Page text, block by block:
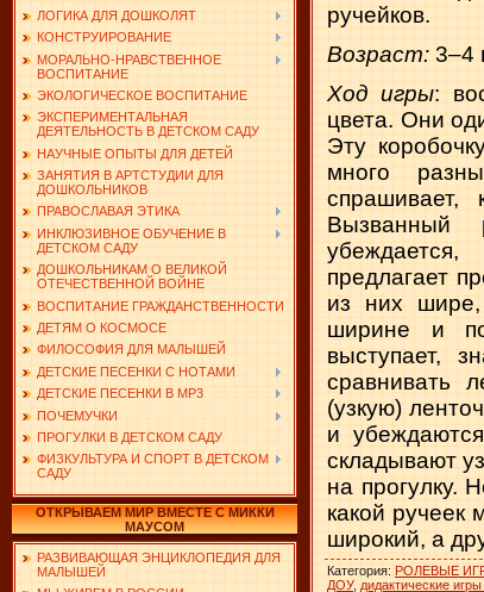
ЛОГИКА ДЛЯ ДОШКОЛЯТ
КОНСТРУИРОВАНИЕ
МОРАЛЬНО-НРАВСТВЕННОЕ
ВОСПИТАНИЕ
ЭКОЛОГИЧЕСКОЕ ВОСПИТАНИЕ
ЭКСПЕРИМЕНТАЛЬНАЯ
ДЕЯТЕЛЬНОСТЬ В ДЕТСКОМ САДУ
НАУЧНЫЕ ОПЫТЫ ДЛЯ ДЕТЕЙ
ЗАНЯТИЯ В АРТСТУДИИ ДЛЯ
ДОШКОЛЬНИКОВ
ПРАВОСЛАВАЯ ЭТИКА
ИНКЛЮЗИВНОЕ ОБУЧЕНИЕ В
ДЕТСКОМ САДУ
ДОШКОЛЬНИКАМ О ВЕЛИКОЙ
ОТЕЧЕСТВЕННОЙ ВОЙНЕ
ВОСПИТАНИЕ ГРАЖДАНСТВЕННОСТИ
ДЕТЯМ О КОСМОСЕ
ФИЛОСОФИЯ ДЛЯ МАЛЫШЕЙ
ДЕТСКИЕ ПЕСЕНКИ С НОТАМИ
ДЕТСКИЕ ПЕСЕНКИ В MP3
ПОЧЕМУЧКИ
ПРОГУЛКИ В ДЕТСКОМ САДУ
ФИЗКУЛЬТУРА И СПОРТ В ДЕТСКОМ
САДУ
ОТКРЫВАЕМ МИР ВМЕСТЕ С МИККИ
МАУСОМ
РАЗВИВАЮЩАЯ ЭНЦИКЛОПЕДИЯ ДЛЯ
МАЛЫШЕЙ
ручейков.
Возраст: 3–4
Ход игры:
цвета. Они
Эту
много
Вызванный
предлагает
из них
ширине и
выступает,
сравнивать
(узкую)
и
складывают
на прогулку.
какой ручеек
широкий, а
Категория: РОЛЕВЫЕ
ДОУ, дидактические